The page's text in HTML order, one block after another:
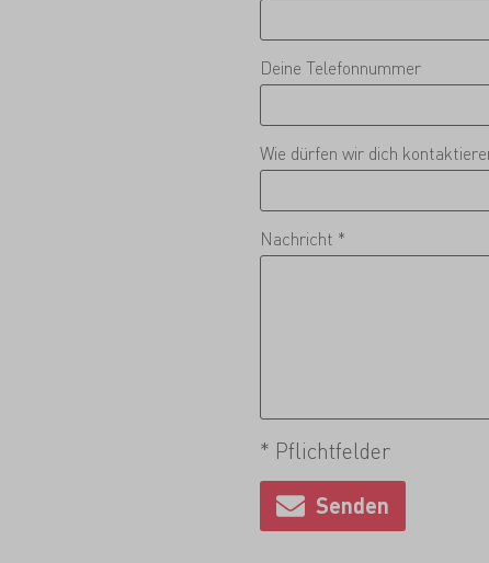
Deine Telefonnummer
Wie dürfen wir dich
Nachricht *
* Pflichtfelder